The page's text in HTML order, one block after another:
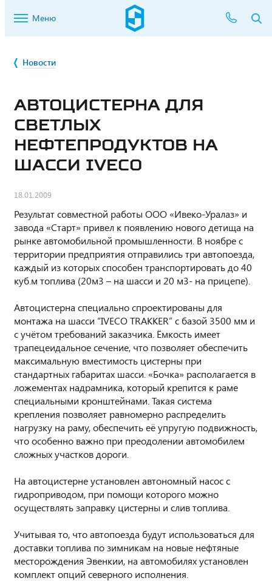
Меню
Новости
АВТОЦИСТЕРНА ДЛЯ
СВЕТЛЫХ
НЕФТЕПРОДУКТОВ НА
ШАССИ IVECO
18.01.2009
Результат совместной работы ООО «Ивеко-Уралаз» и
завода «Старт» привел к появлению нового детища на
рынке автомобильной промышленности. В ноябре с
территории предприятия отправились три автопоезда,
каждый из которых способен транспортировать до 40
куб.м топлива (20м3 – на шасси и 20 м3- на прицепе).
Автоцистерна специально спроектированы для
монтажа на шасси “IVECO TRAKKER” с базой 3500 мм и
с учётом требований заказчика. Ёмкость имеет
трапецеидальное сечение, что позволяет обеспечить
максимальную вместимость цистерны при
стандартных габаритах шасси. «Бочка» располагается в
ложементах надрамника, который крепится к раме
специальными кронштейнами. Такая система
крепления позволяет равномерно распределить
нагрузку на раму, обеспечить её упругую подвижность,
что особенно важно при преодолении автомобилем
сложных участков дороги.
На автоцистерне установлен автономный насос с
гидроприводом, при помощи которого можно
осуществлять заправку цистерны и слив топлива.
Учитывая то, что автопоезда будут использоваться для
доставки топлива по зимникам на новые нефтяные
месторождения Эвенкии, на автомобилях установлен
комплект опций северного исполнения.